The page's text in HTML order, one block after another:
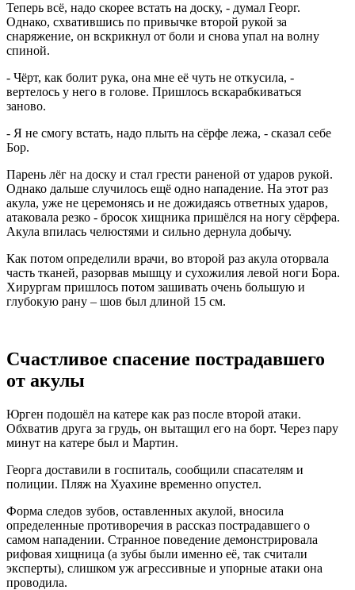
Теперь всё, надо скорее встать на доску, - думал Георг.
Однако, схватившись по привычке второй рукой за
снаряжение, он вскрикнул от боли и снова упал на волну
спиной.
- Чёрт, как болит рука, она мне её чуть не откусила, -
вертелось у него в голове. Пришлось вскарабкиваться
заново.
- Я не смогу встать, надо плыть на сёрфе лежа, - сказал себе
Бор.
Парень лёг на доску и стал грести раненой от ударов рукой.
Однако дальше случилось ещё одно нападение. На этот раз
акула, уже не церемонясь и не дожидаясь ответных ударов,
атаковала резко - бросок хищника пришёлся на ногу сёрфера.
Акула впилась челюстями и сильно дернула добычу.
Как потом определили врачи, во второй раз акула оторвала
часть тканей, разорвав мышцу и сухожилия левой ноги Бора.
Хирургам пришлось потом зашивать очень большую и
глубокую рану – шов был длиной 15 см.
Счастливое спасение пострадавшего
от акулы
Юрген подошёл на катере как раз после второй атаки.
Обхватив друга за грудь, он вытащил его на борт. Через пару
минут на катере был и Мартин.
Георга доставили в госпиталь, сообщили спасателям и
полиции. Пляж на Хуахине временно опустел.
Форма следов зубов, оставленных акулой, вносила
определенные противоречия в рассказ пострадавшего о
самом нападении. Странное поведение демонстрировала
рифовая хищница (а зубы были именно её, так считали
эксперты), слишком уж агрессивные и упорные атаки она
проводила.